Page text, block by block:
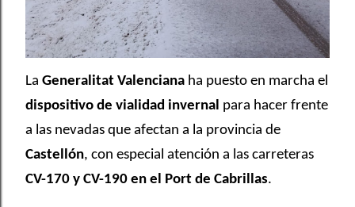
La Generalitat Valenciana ha puesto en marcha el
dispositivo de vialidad invernal para hacer frente
a las nevadas que afectan a la provincia de
Castellón, con especial atención a las carreteras
CV-170 y CV-190 en el Port de Cabrillas.